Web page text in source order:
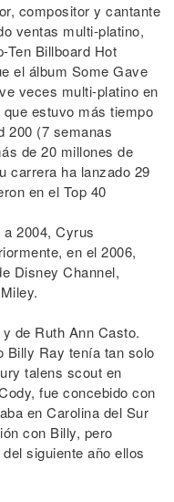
compositor y cantante
ventas multi-platino,
Ten Billboard Hot
el álbum Some Gave
veces multi-platino en
estuvo más tiempo
200 (7 semanas
de 20 millones de
carrera ha lanzado 29
en el Top 40
2004, Cyrus
en el 2006,
Disney Channel,
de Ruth Ann Casto.
Billy Ray tenía tan solo
talens scout en
fue concebido con
en Carolina del Sur
con Billy, pero
siguiente año ellos